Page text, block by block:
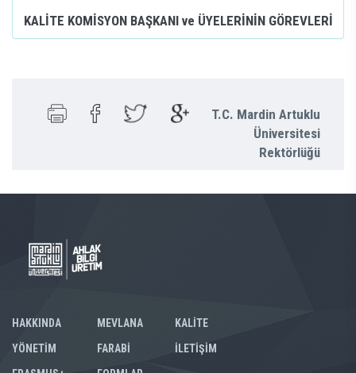
KALİTE KOMİSYON BAŞKANI ve ÜYELERİNİN GÖREVLERİ
T.C. Mardin Artuklu
Üniversitesi
Rektörlüğü
HAKKINDA
YÖNETİM
MEVLANA
FARABİ
KALİTE
İLETİŞİM